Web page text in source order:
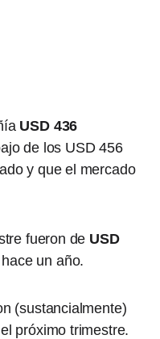
USD 436
de los USD 456
y que el mercado
fueron de USD
un año.
(sustancialmente)
próximo trimestre.